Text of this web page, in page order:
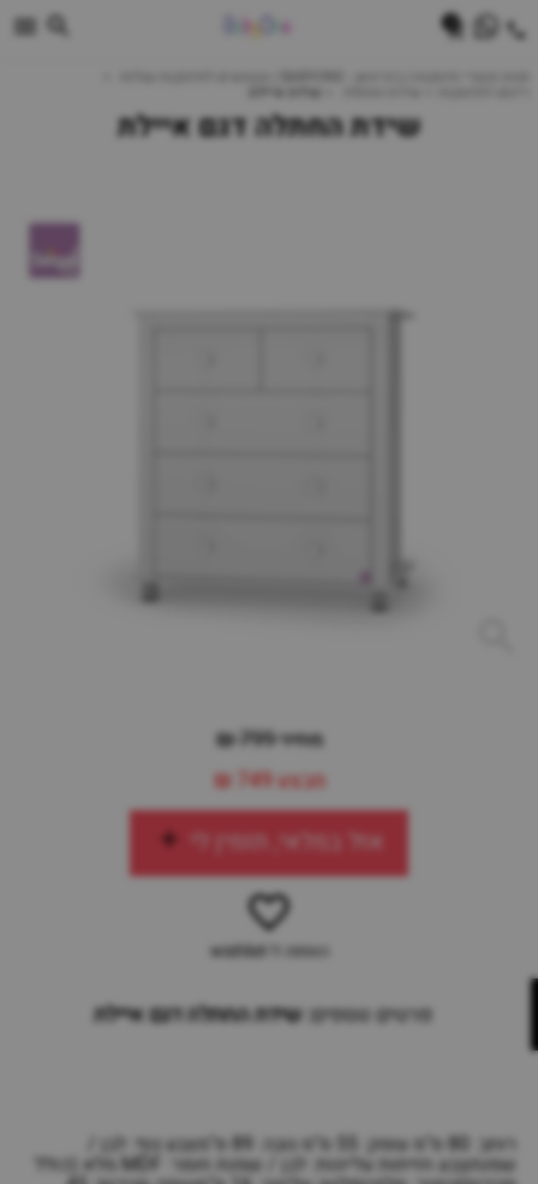
שידת החתלה דגם איילת
מחיר 799 ₪
מבצע749 ₪
אזל במלאי, תזמין לי
הוספה ל-wishlist
פרטים נוספים:שידת החתלה דגם איילת
רוחב: 80 ס"מ עומק: 55 ס"מ גובה: 89 ס"מצבע גוף: לבן /
שמנתצבע חזיתות עליונות: לבן / שמנת חומר: MDF מלא (כולל